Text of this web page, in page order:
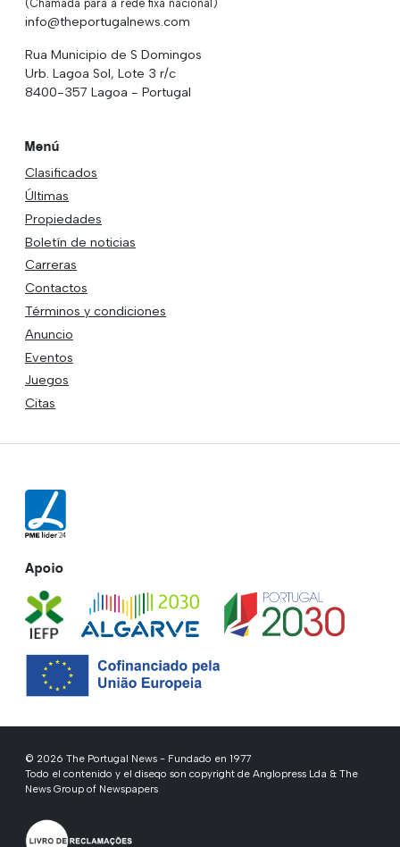
(Chamada para a rede fixa nacional)
info@theportugalnews.com
Rua Municipio de S Domingos
Urb. Lagoa Sol, Lote 3 r/c
8400-357 Lagoa - Portugal
Menú
Clasificados
Últimas
Propiedades
Boletín de noticias
Carreras
Contactos
Términos y condiciones
Anuncio
Eventos
Juegos
Citas
Apoio
© 2026 The Portugal News - Fundado en 1977
Todo el contenido y el diseqo son copyright de Anglopress Lda & The
News Group of Newspapers